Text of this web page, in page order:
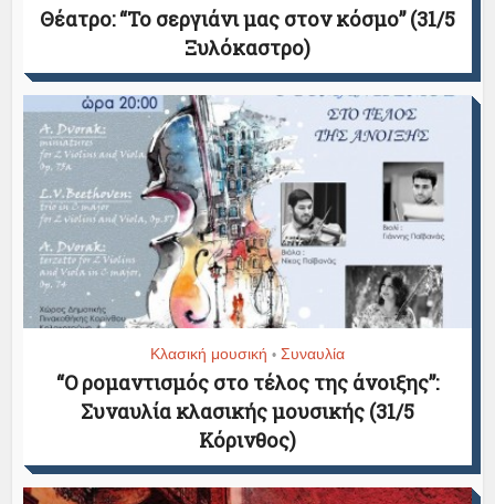
Θέατρο: “Το σεργιάνι μας στον κόσμο” (31/5
Ξυλόκαστρο)
Κλασική μουσική • Συναυλία
“Ο ρομαντισμός στο τέλος της άνοιξης”:
Συναυλία κλασικής μουσικής (31/5
Κόρινθος)